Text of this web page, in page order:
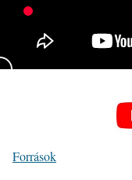
Források